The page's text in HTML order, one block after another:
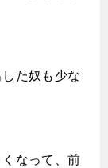
た奴も少な
なって、前